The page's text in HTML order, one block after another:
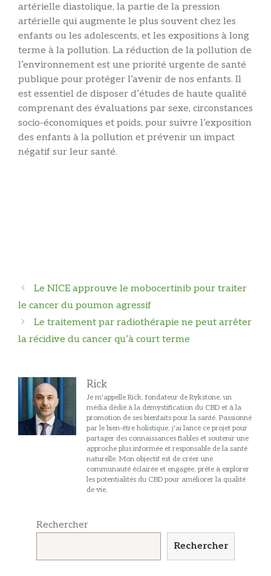
artérielle diastolique, la partie de la pression
artérielle qui augmente le plus souvent chez les
enfants ou les adolescents, et les expositions à long
terme à la pollution. La réduction de la pollution de
l’environnement est une priorité urgente de santé
publique pour protéger l’avenir de nos enfants. Il
est essentiel de disposer d’études de haute qualité
comprenant des évaluations par sexe, circonstances
socio-économiques et poids, pour suivre l’exposition
des enfants à la pollution et prévenir un impact
négatif sur leur santé.
Navigation
des
articles
Le NICE approuve le mobocertinib pour traiter
le cancer du poumon agressif
Le traitement par radiothérapie ne peut arrêter
la récidive du cancer qu’à court terme
Rick
Je m'appelle Rick, fondateur de Rykstone, un
média dédié à la démystification du CBD et à la
promotion de ses bienfaits pour la santé. Passionné
par le bien-être holistique, j'ai lancé ce projet pour
partager des connaissances fiables et soutenir une
approche plus informée et responsable de la santé
naturelle. Mon objectif est de créer une
communauté éclairée et engagée, prête à explorer
les potentialités du CBD pour améliorer la qualité
de vie.
Rechercher
Rechercher